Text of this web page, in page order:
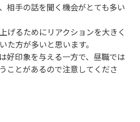
相手の話を聞く機会がとても多い
げるためにリアクションを大きく
た方が多いと思います。
好印象を与える一方で、昼職では
ことがあるので注意してくださ